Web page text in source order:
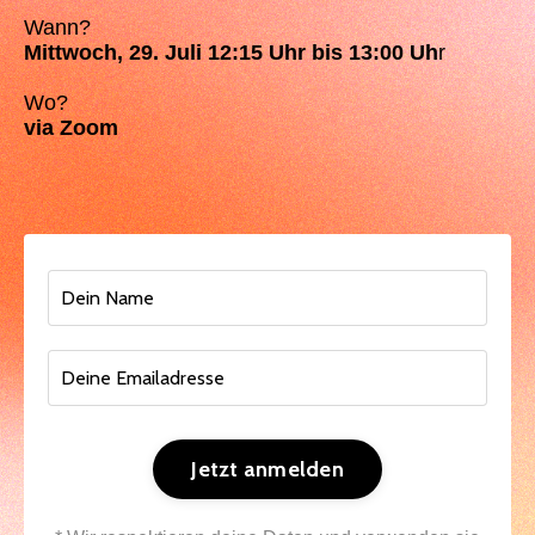
Wann?
Mittwoch, 29. Juli 12:15 Uhr bis 13:00 Uhr
Wo?
via Zoom
Jetzt anmelden